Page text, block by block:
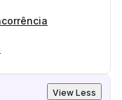
View Less